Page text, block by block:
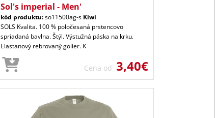
Sol's imperial - Men'
kód produktu:so11500ag-s Kiwi
SOLS Kvalita. 100 % poločesaná prstencovo
spriadaná bavlna. Štýl. Výstužná páska na krku.
Elastanový rebrovaný golier. K
Cena od 3,40€